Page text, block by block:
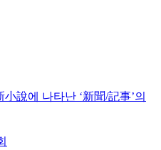
說에 나타난 ‘新聞/記事’의